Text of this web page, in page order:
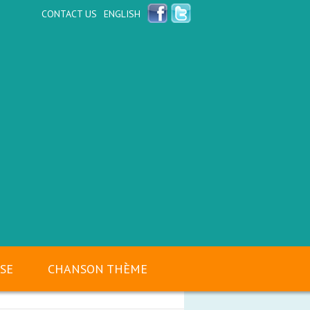
CONTACT US ENGLISH
CHANSON THÈME